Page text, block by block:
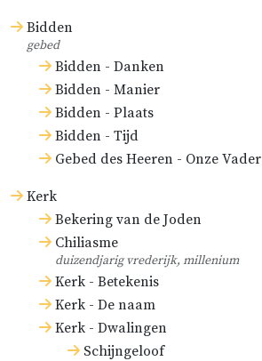
Bidden
gebed
Bidden - Danken
Bidden - Manier
Bidden - Plaats
Bidden - Tijd
Gebed des Heeren - Onze Vader
Kerk
Bekering van de Joden
Chiliasme
duizendjarig vrederijk, millenium
Kerk - Betekenis
Kerk - De naam
Kerk - Dwalingen
Schijngeloof